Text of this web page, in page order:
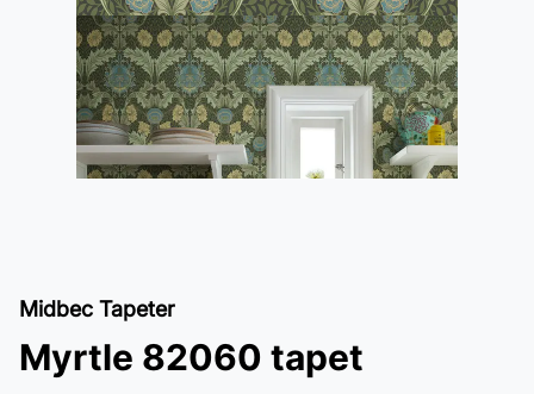
Midbec Tapeter
Myrtle 82060 tapet